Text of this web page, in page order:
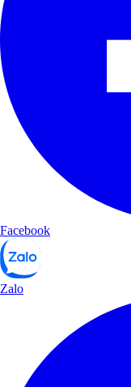
Facebook
Zalo